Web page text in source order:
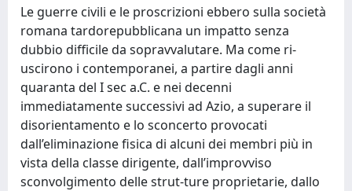
Le guerre civili e le proscrizioni ebbero sulla società
romana tardorepubblicana un impatto senza
dubbio difficile da sopravvalutare. Ma come ri-
uscirono i contemporanei, a partire dagli anni
quaranta del I sec a.C. e nei decenni
immediatamente successivi ad Azio, a superare il
disorientamento e lo sconcerto provocati
dall’eliminazione fisica di alcuni dei membri più in
vista della classe dirigente, dall’improvviso
sconvolgimento delle strut-ture proprietarie, dallo